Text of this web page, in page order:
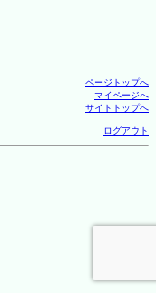
ページトップへ
マイページへ
サイトトップへ
ログアウト